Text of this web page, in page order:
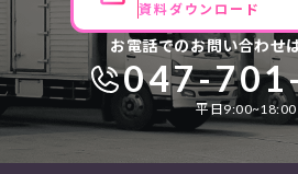
資料ダウンロード
お電話でのお問い合わせ
047-
平日9:00~18:00